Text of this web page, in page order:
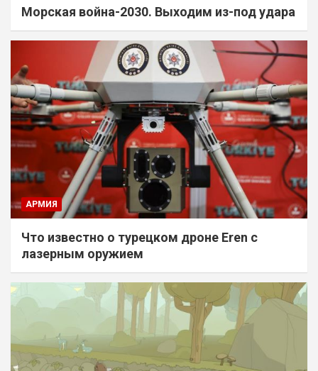
Морская война-2030. Выходим из-под удара
АРМИЯ
Что известно о турецком дроне Eren с
лазерным оружием